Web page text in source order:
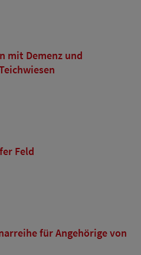
mit Demenz und
Feld
für Angehörige von